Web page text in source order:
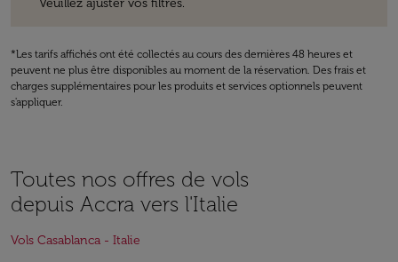
Veuillez ajuster vos filtres.
*Les tarifs affichés ont été collectés au cours des dernières 48 heures et
peuvent ne plus être disponibles au moment de la réservation. Des frais et
charges supplémentaires pour les produits et services optionnels peuvent
s'appliquer.
Toutes nos offres de vols
depuis Accra vers l'Italie
Vols Casablanca - Italie